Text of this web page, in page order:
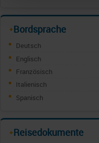
✦Bordsprache
Deutsch
Englisch
Französisch
Italienisch
Spanisch
✦Reisedokumente